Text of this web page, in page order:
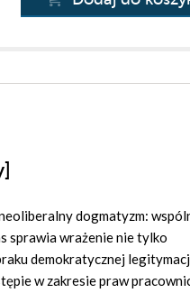
dogmatyzm:
sprawia wrażenie nie tylko
demokratycznej
w zakresie praw